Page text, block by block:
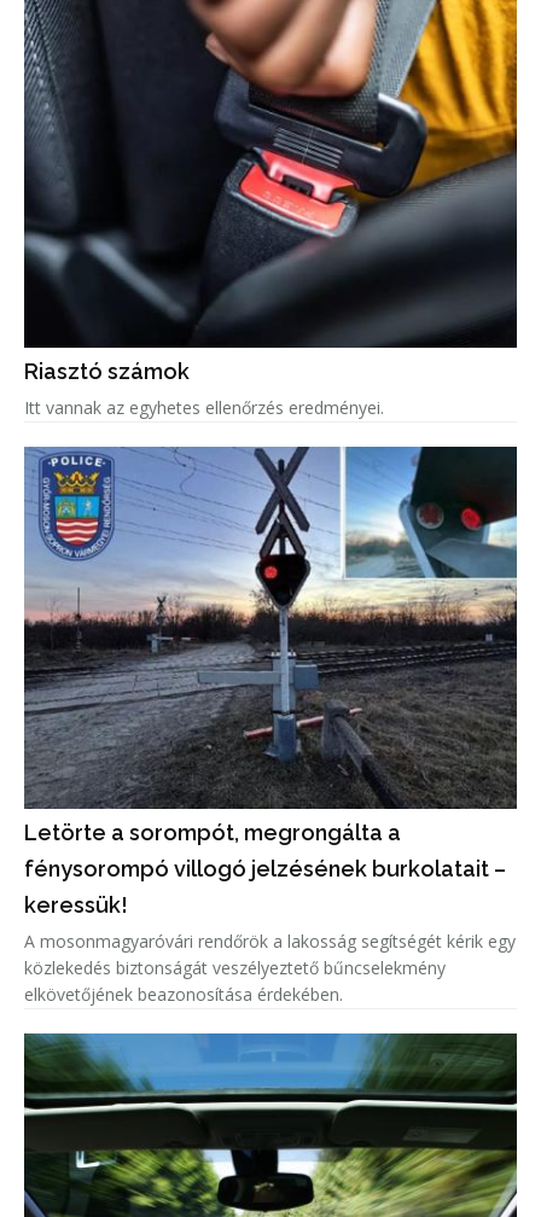
Riasztó számok
Itt vannak az egyhetes ellenőrzés eredményei.
Letörte a sorompót, megrongálta a
fénysorompó villogó jelzésének burkolatait –
keressük!
A mosonmagyaróvári rendőrök a lakosság segítségét kérik egy
közlekedés biztonságát veszélyeztető bűncselekmény
elkövetőjének beazonosítása érdekében.